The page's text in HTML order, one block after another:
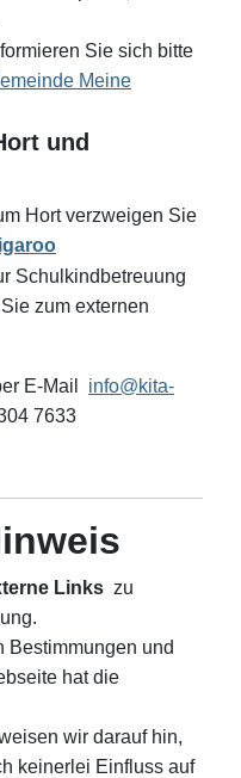
Sie sich bitte
Meine
und
Hort verzweigen Sie
Schulkindbetreuung
zum externen
E-Mail info@kita-
7633
Links zu
Bestimmungen und
hat die
wir darauf hin,
keinerlei Einfluss auf